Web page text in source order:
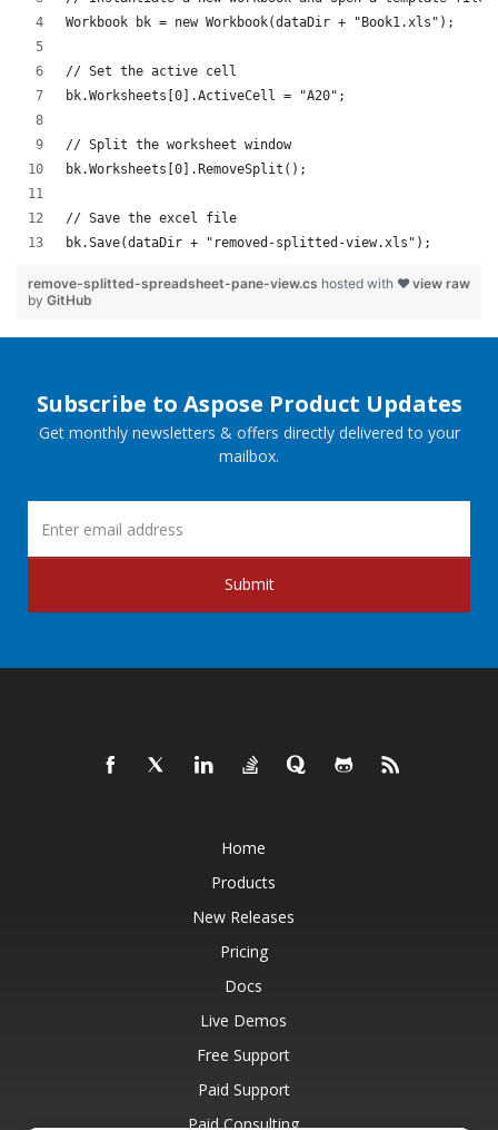
Workbook bk = new Workbook(dataDir + "Book1.xls");
// Set the active cell
bk.Worksheets[0].ActiveCell = "A20";
// Split the worksheet window
bk.Worksheets[0].RemoveSplit();
// Save the excel file
bk.Save(dataDir + "removed-splitted-view.xls");
view raw
remove-splitted-spreadsheet-pane-view.cs hosted with ❤
by GitHub
Subscribe to Aspose Product Updates
Get monthly newsletters & offers directly delivered to your
mailbox.
Submit
Home
Products
New Releases
Pricing
Docs
Live Demos
Free Support
Paid Support
Paid Consulting